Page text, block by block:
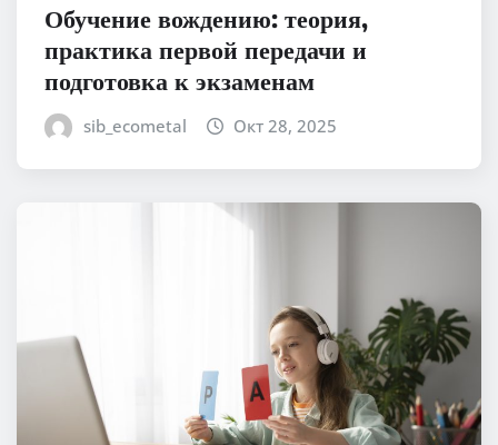
Обучение вождению: теория,
практика первой передачи и
подготовка к экзаменам
sib_ecometal Окт 28, 2025